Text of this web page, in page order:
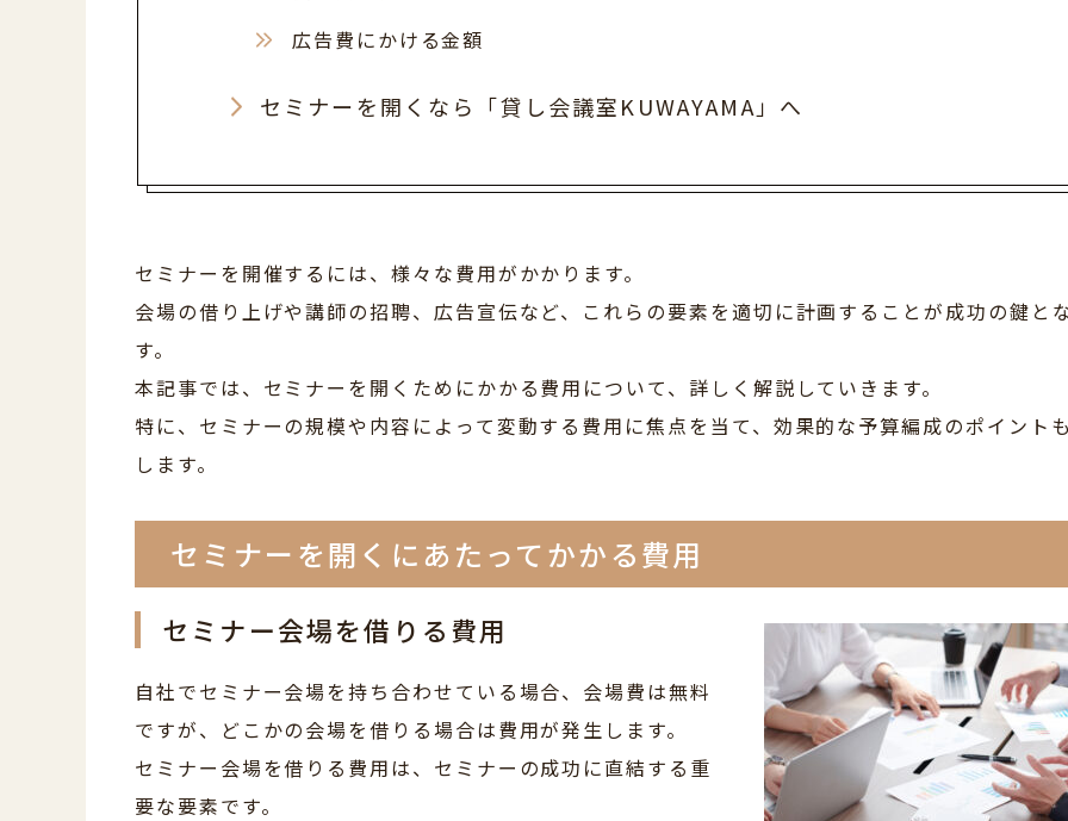
広告費にかける金額
セミナーを開くなら「貸し会議室KUWAYAMA」へ
セミナーを開催するには、様々な費用がかかります。
会場の借り上げや講師の招聘、広告宣伝など、これらの要素を適切に計画することが成功の鍵と
す。
本記事では、セミナーを開くためにかかる費用について、詳しく解説していきます。
特に、セミナーの規模や内容によって変動する費用に焦点を当て、効果的な予算編成のポイント
します。
セミナーを開くにあたってかかる費用
セミナー会場を借りる費用
自社でセミナー会場を持ち合わせている場合、会場費は無料
ですが、どこかの会場を借りる場合は費用が発生します。
セミナー会場を借りる費用は、セミナーの成功に直結する重
要な要素です。